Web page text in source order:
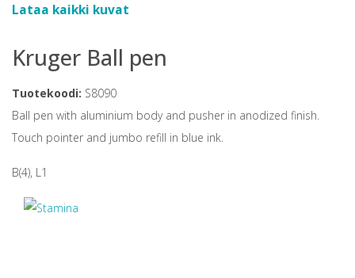
Lataa kaikki kuvat
Kruger Ball pen
Tuotekoodi: S8090
Ball pen with aluminium body and pusher in anodized finish.
Touch pointer and jumbo refill in blue ink.
B(4), L1